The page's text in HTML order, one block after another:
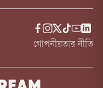
গোপনীয়তার নীতি